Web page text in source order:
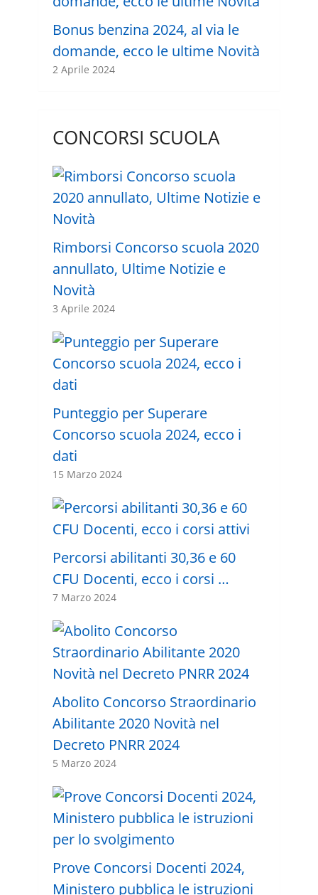
Bonus benzina 2024, al via le
domande, ecco le ultime Novità
2 Aprile 2024
CONCORSI SCUOLA
Rimborsi Concorso scuola 2020
annullato, Ultime Notizie e
Novità
3 Aprile 2024
Punteggio per Superare
Concorso scuola 2024, ecco i
dati
15 Marzo 2024
Percorsi abilitanti 30,36 e 60
CFU Docenti, ecco i corsi …
7 Marzo 2024
Abolito Concorso Straordinario
Abilitante 2020 Novità nel
Decreto PNRR 2024
5 Marzo 2024
Prove Concorsi Docenti 2024,
Ministero pubblica le istruzioni